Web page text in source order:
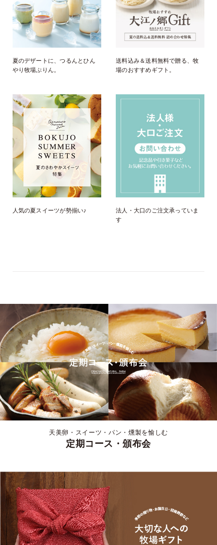
夏のデザートに、つるんとひん
やり牧場ぷりん。
送料込み＆送料無料で贈る、牧
場のおすすめギフト。
人気の夏スイーツが勢揃い♪
法人・大口のご注文承っていま
す
天美卵・スイーツ・パン・燻製を愉しむ
定期コース・頒布会